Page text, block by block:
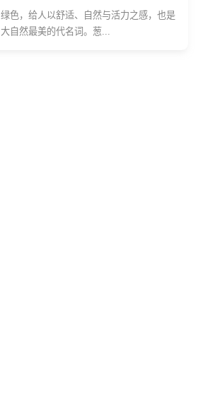
绿色，给人以舒适、自然与活力之感，也是
大自然最美的代名词。葱...